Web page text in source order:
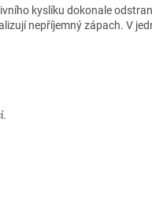
kyslíku dokonale
nepříjemný zápach. V